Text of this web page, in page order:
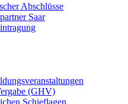
Abschlüsse
Saar
(GHV)
Schieflagen